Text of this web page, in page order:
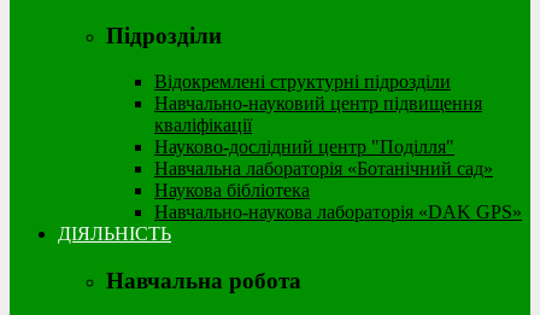
Підрозділи
Відокремлені структурні підрозділи
Навчально-науковий центр підвищення
кваліфікації
Науково-дослідний центр "Поділля"
Навчальна лабораторія «Ботанічний сад»
Наукова бібліотека
Навчально-наукова лабораторія «DAK GPS»
ДІЯЛЬНІСТЬ
Навчальна робота